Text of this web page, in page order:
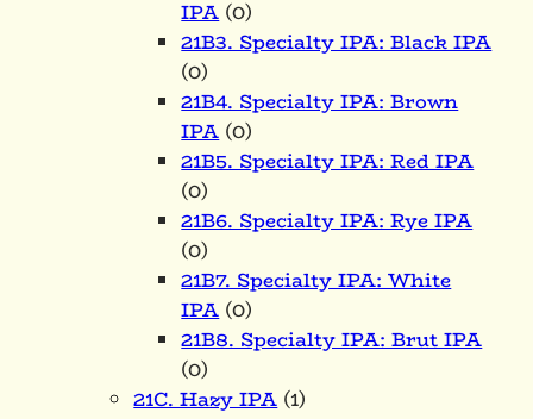
IPA(0)
21B3. Specialty IPA: Black IPA
(0)
21B4. Specialty IPA: Brown
IPA(0)
21B5. Specialty IPA: Red IPA
(0)
21B6. Specialty IPA: Rye IPA
(0)
21B7. Specialty IPA: White
IPA(0)
21B8. Specialty IPA: Brut IPA
(0)
21C. Hazy IPA(1)